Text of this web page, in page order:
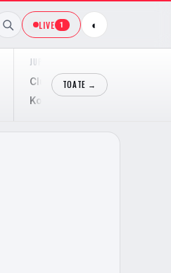
LIVE 1 ◐
JUPILER PRO LEAGUE
Club Brugge KV
Kortrijk
TOATE →